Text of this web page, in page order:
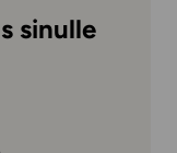
sinulle